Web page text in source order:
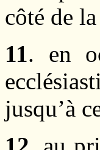
côté de
11. en
jusqu’à